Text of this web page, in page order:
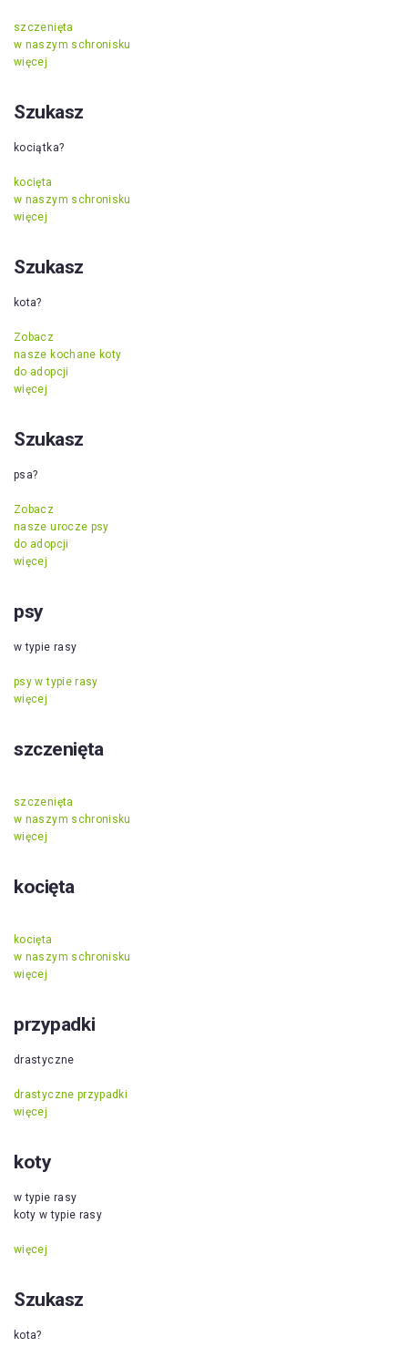
szczenięta
w naszym schronisku
więcej
Szukasz
kociątka?
kocięta
w naszym schronisku
więcej
Szukasz
kota?
Zobacz
nasze kochane koty
do adopcji
więcej
Szukasz
psa?
Zobacz
nasze urocze psy
do adopcji
więcej
psy
w typie rasy
psy w typie rasy
więcej
szczenięta
szczenięta
w naszym schronisku
więcej
kocięta
kocięta
w naszym schronisku
więcej
przypadki
drastyczne
drastyczne przypadki
więcej
koty
w typie rasy
koty w typie rasy
więcej
Szukasz
kota?